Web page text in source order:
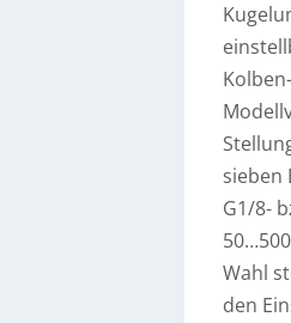
sieben
G1/8-
Wahl
den